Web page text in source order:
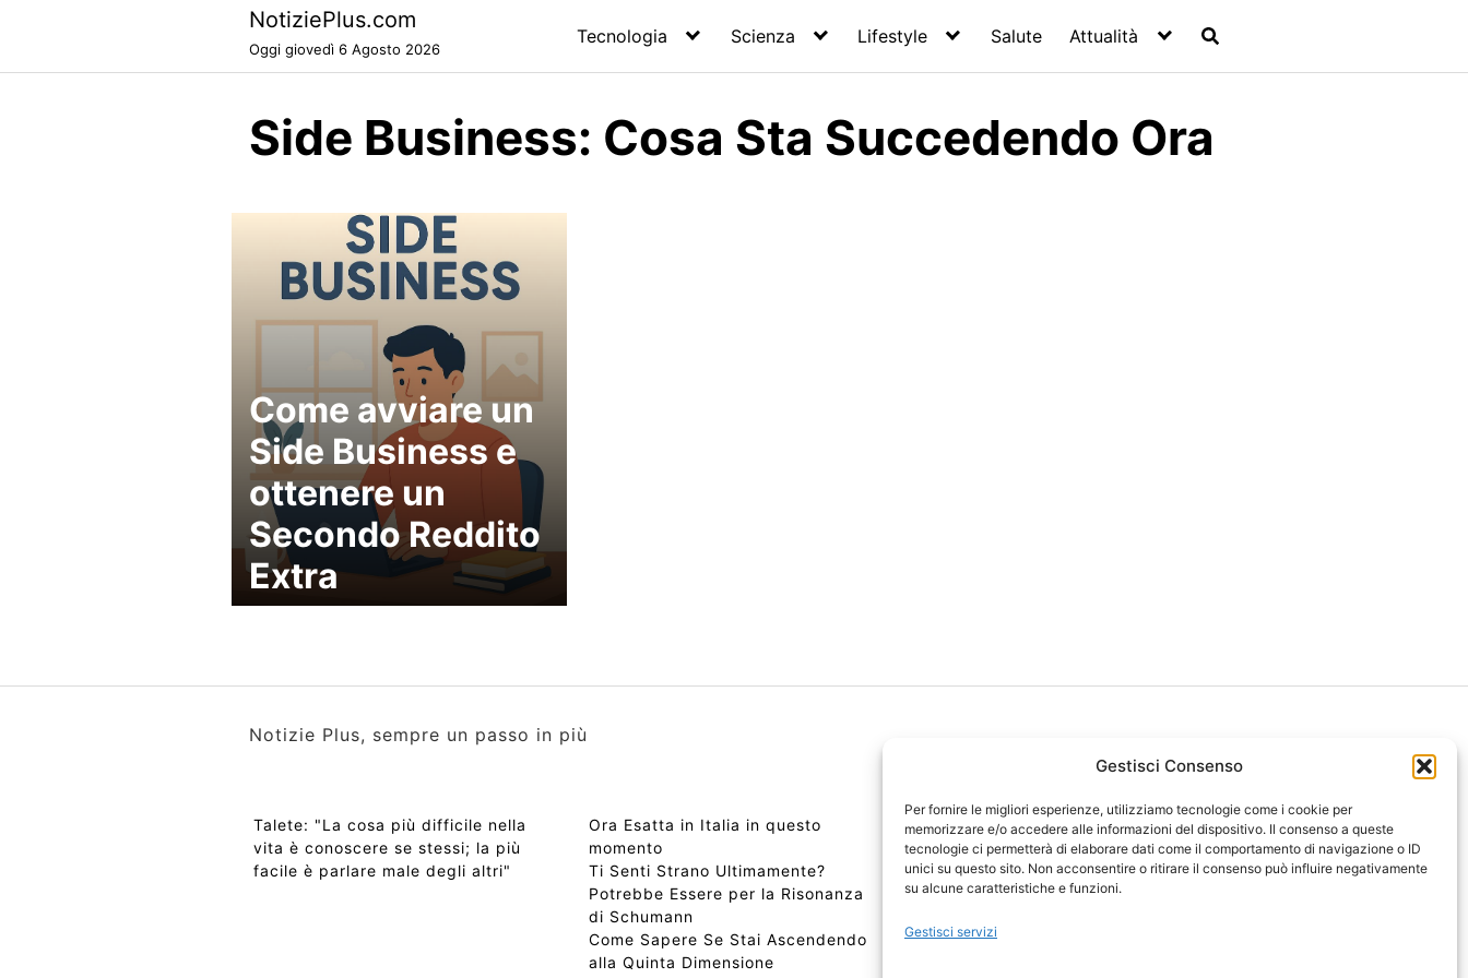
Gestisci Consenso
Per fornire le migliori esperienze, utilizziamo tecnologie come i cookie per
memorizzare e/o accedere alle informazioni del dispositivo. Il consenso a queste
tecnologie ci permetterà di elaborare dati come il comportamento di navigazione o ID
unici su questo sito. Non acconsentire o ritirare il consenso può influire negativamente
su alcune caratteristiche e funzioni.
Gestisci servizi
NotiziePlus.com
Oggi giovedì 6 Agosto 2026
Tecnologia Scienza Lifestyle Salute Attualità
Side Business: Cosa Sta Succedendo Ora
Come avviare un
Side Business e
ottenere un
Secondo Reddito
Extra
Notizie Plus, sempre un passo in più
Talete: "La cosa più difficile nella
vita è conoscere se stessi; la più
facile è parlare male degli altri"
Ora Esatta in Italia in questo
momento
Ti Senti Strano Ultimamente?
Potrebbe Essere per la Risonanza
di Schumann
Come Sapere Se Stai Ascendendo
alla Quinta Dimensione
Copyright 2026 NotiziePlus.com
Edizioni Web4Star
Chi Siamo: Redazione
📰 Contenuto Umano Verificato
Sitemap-